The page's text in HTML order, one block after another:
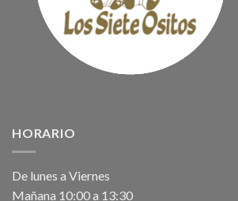
HORARIO
De lunes a Viernes
Mañana 10:00 a 13:30